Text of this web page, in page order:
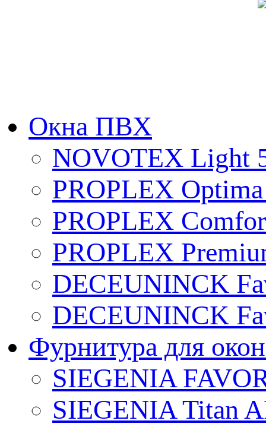
Окна ПВХ
NOVOTEX Light
PROPLEX
PROPLEX
PROPLEX
DECEUNINCK
DECEUNINCK
Фурнитура для
SIEGENIA
SIEGENIA Titan